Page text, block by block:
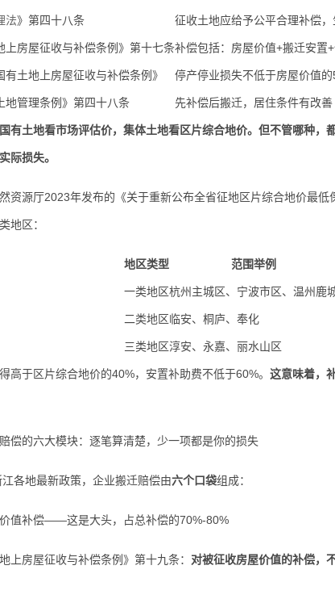
法》第四十八条 征收土地应给予公平合理补偿
上房屋征收与补偿条例》第十七条补偿包括：房屋价值+搬迁安置
有土地上房屋征收与补偿条例》 停产停业损失不低于房屋价值的
地管理条例》第四十八条 先补偿后搬迁，居住条件有改善
有土地看市场评估价，集体土地看区片综合地价。但不管哪种
际损失。
源厅2023年发布的《关于重新公布全省征地区片综合地价最低
地区：
地区类型 范围举例
一类地区杭州主城区、宁波市区、温州鹿
二类地区临安、桐庐、奉化
三类地区淳安、永嘉、丽水山区
于区片综合地价的40%，安置补助费不低于60%。 这意味着，
的六大模块：逐笔算清楚，少一项都是你的损失
地最新政策，企业搬迁赔偿由六个口袋组成：
补偿——这是大头，占总补偿的70%-80%
房屋征收与补偿条例》第十九条： 对被征收房屋价值的补偿，